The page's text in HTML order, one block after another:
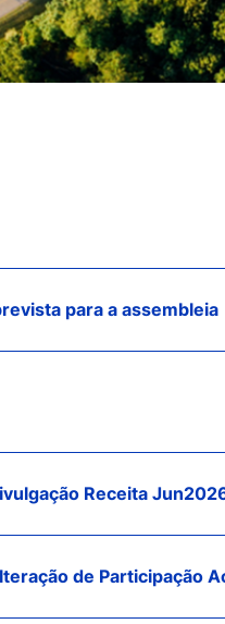
para a assembleia
Receita
de Participação